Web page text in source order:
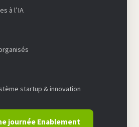
à l’IA
startup & innovation
journée Enablement